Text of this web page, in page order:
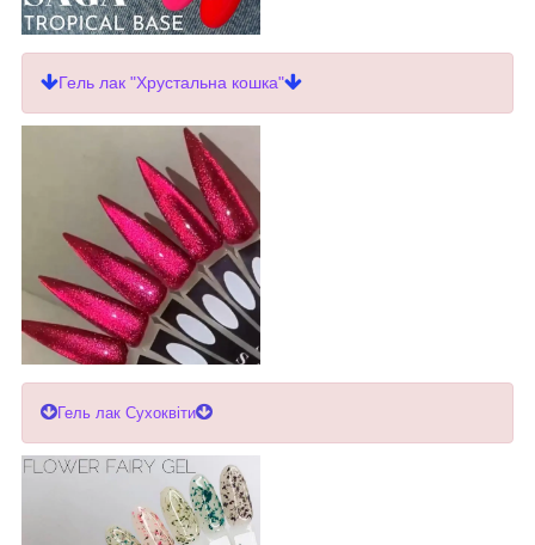
Гель лак "Хрустальна кошка"
Гель лак Сухоквіти